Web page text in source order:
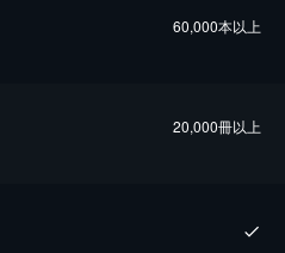
60,000本以上
20,000冊以上